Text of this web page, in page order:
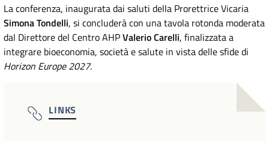
La conferenza, inaugurata dai saluti della Prorettrice Vicaria
Simona Tondelli, si concluderà con una tavola rotonda moderata
dal Direttore del Centro AHPValerio Carelli, finalizzata a
integrare bioeconomia, società e salute in vista delle sfide di
Horizon Europe 2027.
LINKS